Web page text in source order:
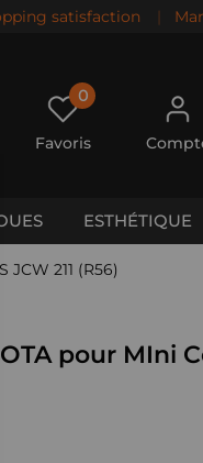
satisfaction |
0
Favoris
ESTHÉTIQUE
211 (R56)
pour MIni